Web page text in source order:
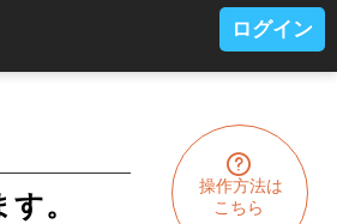
操作方法は
こちら
ログイン
。